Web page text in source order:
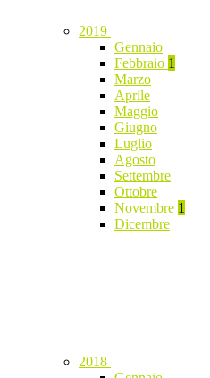
2019
Gennaio
Febbraio 1
Marzo
Aprile
Maggio
Giugno
Luglio
Agosto
Settembre
Ottobre
Novembre 1
Dicembre
2018